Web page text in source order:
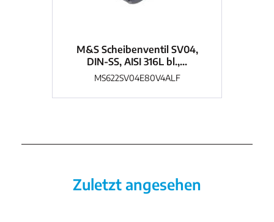
M&S Scheibenventil SV04,
DIN-SS, AISI 316L bl.,...
MS622SV04E80V4ALF
Zuletzt angesehen